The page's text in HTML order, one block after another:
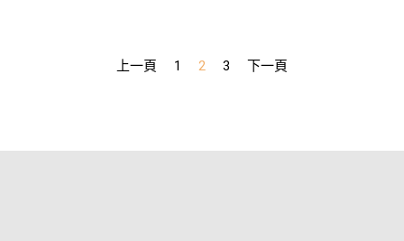
上一頁 1 2 3 下一頁